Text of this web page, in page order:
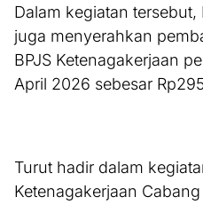
Dalam kegiatan tersebut,
juga menyerahkan
BPJS Ketenagakerjaan
April 2026 sebesar
Turut hadir dalam
Ketenagakerjaan